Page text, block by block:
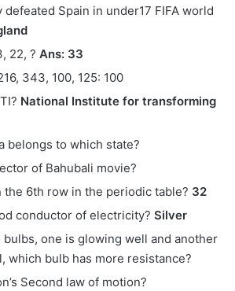
Spain in under17 FIFA world
22, ? Ans: 33
343, 100, 125: 100
National Institute for transforming
belongs to which state?
of Bahubali movie?
the 6th row in the periodic table? 32
conductor of electricity? Silver
one is glowing well and another
which bulb has more resistance?
Second law of motion?